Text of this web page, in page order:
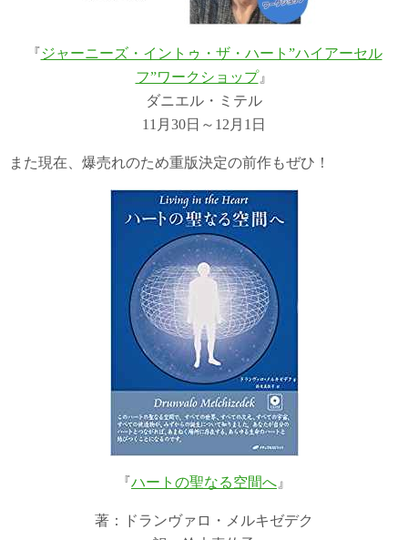
『ジャーニーズ・イントゥ・ザ・ハート”ハイアーセル
フ”ワークショップ』
ダニエル・ミテル
11月30日～12月1日
また現在、爆売れのため重版決定の前作もぜひ！
『ハートの聖なる空間へ 』
著：ドランヴァロ・メルキゼデク